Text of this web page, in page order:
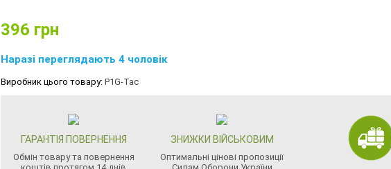
396 грн
Наразі переглядають 4 чоловік
Виробник цього товару: P1G-Tac
ГАРАНТІЯ ПОВЕРНЕННЯ
Обмін товару та повернення
ЗНИЖКИ ВІЙСЬКОВИМ
Оптимальні цінові пропозиції